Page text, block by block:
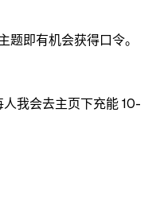
题即有机会获得口令。
我会去主页下充能 10-